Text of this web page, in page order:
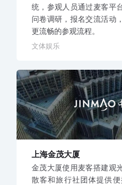
统，参观人员通过麦客平
问卷调研，报名交流活动
更流畅的参观流程。
文体娱乐
上海金茂大厦
金茂大厦使用麦客搭建观
散客和旅行社团体提供